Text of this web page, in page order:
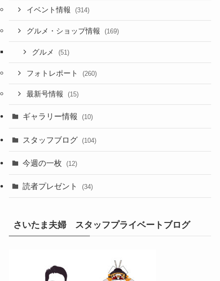
イベント情報 (314)
グルメ・ショップ情報 (169)
グルメ (51)
フォトレポート (260)
最新号情報 (15)
ギャラリー情報 (10)
スタッフブログ (104)
今週の一枚 (12)
読者プレゼント (34)
さいたま夫婦 スタッフプライベートブログ